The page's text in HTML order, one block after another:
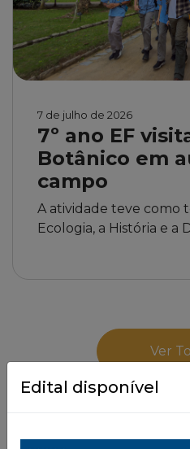
7 de julho de 2026
7º ano EF
Botânico em
campo
A atividade teve como
Ecologia, a História e a
Ver
Edital disponível